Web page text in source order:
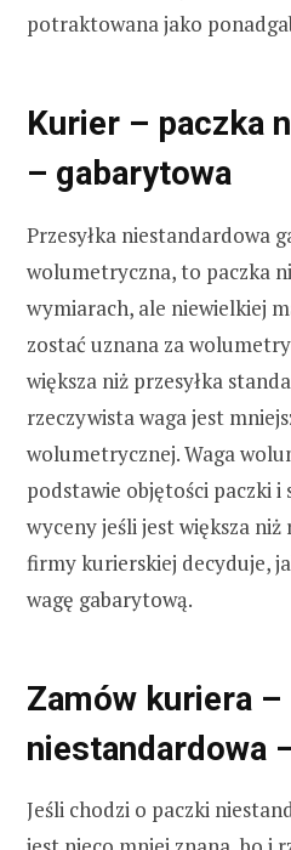
potraktowana jako
Kurier – paczka
– gabarytowa
Przesyłka niestandardowa
wolumetryczna, to paczka
wymiarach, ale niewielkiej
zostać uznana za
większa niż przesyłka
rzeczywista waga jest
wolumetrycznej. Waga
podstawie objętości paczki
wyceny jeśli jest większa
firmy kurierskiej decyduje,
wagę gabarytową.
Zamów kuriera –
niestandardowa
Jeśli chodzi o paczki